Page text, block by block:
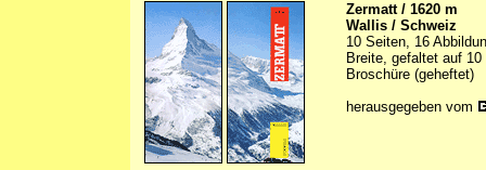
Zermatt / 1620 m
Wallis / Schweiz
10 Seiten, 16
Breite, gefaltet auf
Broschüre (geheftet)
herausgegeben vom